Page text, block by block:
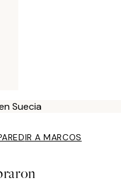
Suecia
IR A MARCOS